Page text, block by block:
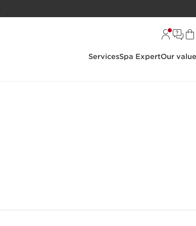
ServicesSpa ExpertOur